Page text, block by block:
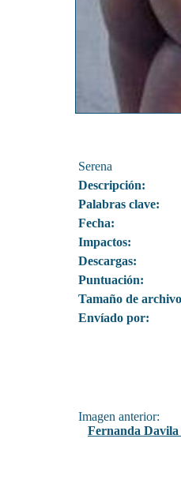
Serena
Descripción:
Palabras clave:
Fecha:
Impactos:
Descargas:
Puntuación:
Tamaño de
Envíado por:
Imagen anterior:
Fernanda Davila